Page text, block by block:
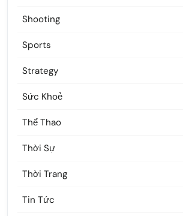
Shooting
Sports
Strategy
Sức Khoẻ
Thể Thao
Thời Sự
Thời Trang
Tin Tức